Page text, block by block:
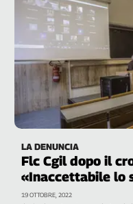
Collettiva
Collettiva
Rubriche
Talk
settimana
Collettiva
LA DENUNCIA
Flc Cgil dopo il
«Inaccettabile lo
19 OTTOBRE, 2022